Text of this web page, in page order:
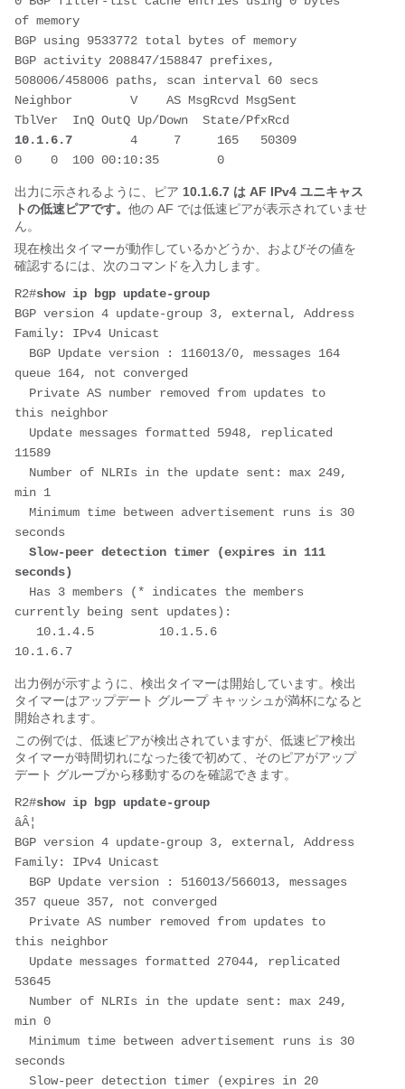
of memory
BGP using 9533772 total bytes of memory
BGP activity 208847/158847 prefixes,
508006/458006 paths, scan interval 60 secs
Neighbor        V    AS MsgRcvd MsgSent
TblVer  InQ OutQ Up/Down  State/PfxRcd
10.1.6.7 4     7     165   50309
0    0  100 00:10:35        0
出力に示されるように、ピア 10.1.6.7 は AF IPv4 ユニキャス
トの低速ピアです。 他の AF では低速ピアが表示されていませ
ん。
現在検出タイマーが動作しているかどうか、およびその値を
確認するには、次のコマンドを入力します。
R2#show ip bgp update-group
BGP version 4 update-group 3, external, Address
Family: IPv4 Unicast
BGP Update version : 116013/0, messages 164
queue 164, not converged
Private AS number removed from updates to
this neighbor
Update messages formatted 5948, replicated
11589
Number of NLRIs in the update sent: max 249,
min 1
Minimum time between advertisement runs is 30
seconds
Slow-peer detection timer (expires in 111
seconds)
Has 3 members (* indicates the members
currently being sent updates):
10.1.4.5         10.1.5.6
10.1.6.7
出力例が示すように、検出タイマーは開始しています。検出
タイマーはアップデート グループ キャッシュが満杯になると
開始されます。
この例では、低速ピアが検出されていますが、低速ピア検出
タイマーが時間切れになった後で初めて、そのピアがアップ
デート グループから移動するのを確認できます。
R2#show ip bgp update-group
âÂ¦
BGP version 4 update-group 3, external, Address
Family: IPv4 Unicast
BGP Update version : 516013/566013, messages
357 queue 357, not converged
Private AS number removed from updates to
this neighbor
Update messages formatted 27044, replicated
53645
Number of NLRIs in the update sent: max 249,
min 0
Minimum time between advertisement runs is 30
seconds
Slow-peer detection timer (expires in 20